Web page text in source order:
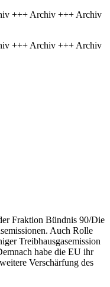
+++ Archiv +++ Archiv
+++ Archiv +++ Archiv
Fraktion Bündnis 90/Die
Auch Rolle
Treibhausgasemission
habe die EU ihr
Verschärfung des